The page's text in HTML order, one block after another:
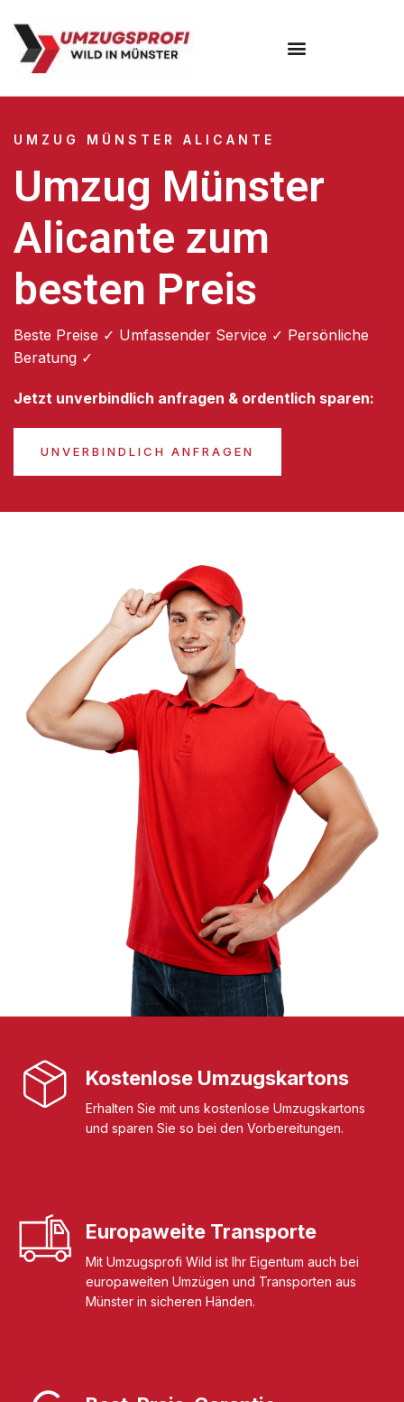
UMZUG MÜNSTER ALICANTE
Umzug Münster
Alicante zum
besten Preis
Beste Preise ✓ Umfassender Service ✓ Persönliche
Beratung ✓
Jetzt unverbindlich anfragen & ordentlich sparen:
UNVERBINDLICH ANFRAGEN
Kostenlose Umzugskartons
Erhalten Sie mit uns kostenlose Umzugskartons
und sparen Sie so bei den Vorbereitungen.
Europaweite Transporte
Mit Umzugsprofi Wild ist Ihr Eigentum auch bei
europaweiten Umzügen und Transporten aus
Münster in sicheren Händen.